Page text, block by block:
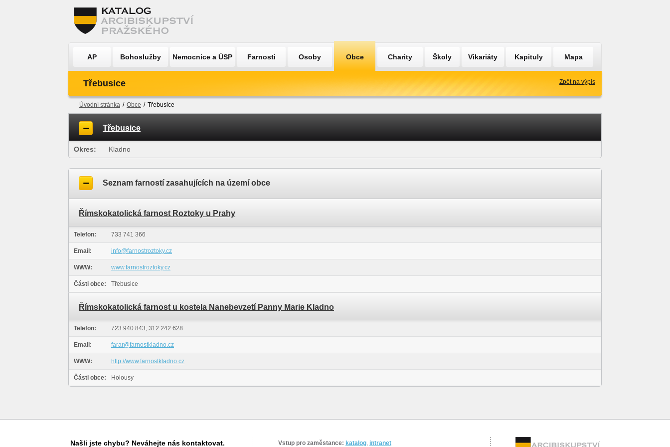
AP Bohoslužby Nemocnice a ÚSP Farnosti Osoby Obce Charity Školy Vikariáty Kapituly Mapa
Třebusice Zpět na výpis
Úvodní stránka / Obce / Třebusice
Třebusice
Okres: Kladno
Seznam farností zasahujících na území obce
Římskokatolická farnost Roztoky u Prahy
Telefon: 733 741 366
Email: info@farnostroztoky.cz
WWW: www.farnostroztoky.cz
Části obce: Třebusice
Římskokatolická farnost u kostela Nanebevzetí Panny Marie Kladno
Telefon: 723 940 843, 312 242 628
Email: farar@farnostkladno.cz
WWW: http://www.farnostkladno.cz
Části obce: Holousy
Našli jste chybu? Neváhejte nás kontaktovat. Vstup pro zaměstance: katalog, intranet